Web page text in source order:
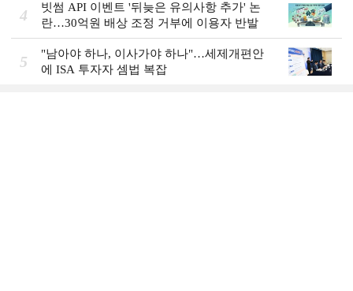
4
빗썸 API 이벤트 '뒤늦은 유의사항 추가' 논
란…30억원 배상 조정 거부에 이용자 반발
5
"남아야 하나, 이사가야 하나"…세제개편안
에 ISA 투자자 셈법 복잡